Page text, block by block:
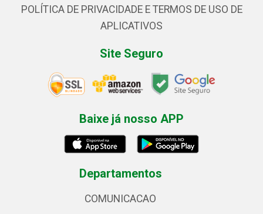
POLÍTICA DE PRIVACIDADE E TERMOS DE USO DE
APLICATIVOS
Site Seguro
Baixe já nosso APP
Departamentos
COMUNICACAO